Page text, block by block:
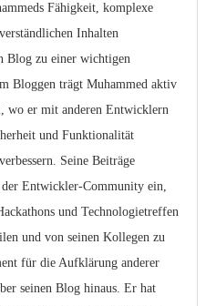
Fähigkeit, komplexe
Inhalten
Blog zu einer wichtigen
Bloggen trägt Muhammed aktiv
wo er mit anderen Entwicklern
und Funktionalität
Seine Beiträge
Entwickler-Community ein,
und Technologietreffen
und von seinen Kollegen zu
für die Aufklärung anderer
seinen Blog hinaus. Er hat